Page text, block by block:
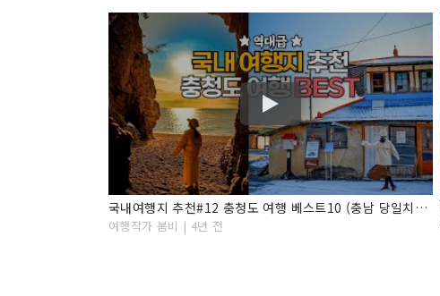
국내여행지 추천#12 충청도 여행 베스트10 (충남 당일치기 사진찍기좋은 곳)
여행작가 봄비 | 4년 전